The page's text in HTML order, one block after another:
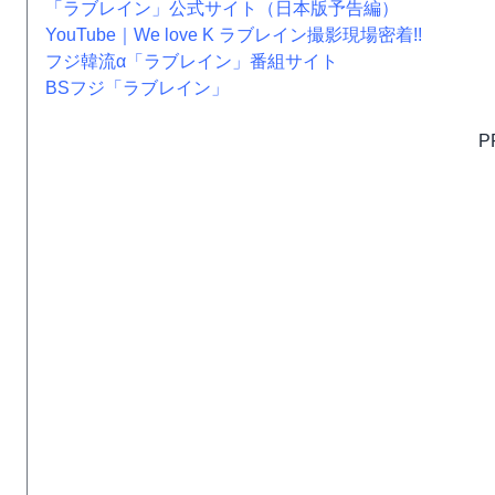
「ラブレイン」公式サイト（日本版予告編）
YouTube｜We love K ラブレイン撮影現場密着!!
フジ韓流α「ラブレイン」番組サイト
BSフジ「ラブレイン」